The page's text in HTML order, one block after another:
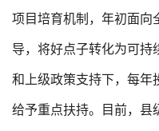
项目培育机制，年初面向
导，将好点子转化为可持
和上级政策支持下，每年
给予重点扶持。目前，县